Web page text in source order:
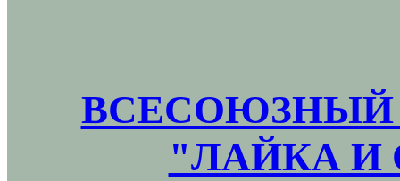
ВСЕСОЮЗНЫЙ
"ЛАЙКА И